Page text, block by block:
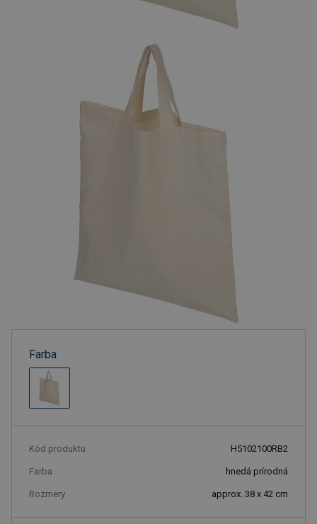
Farba
Kód produktu H5102100RB2
Farba hnedá prírodná
Rozmery approx. 38 x 42 cm